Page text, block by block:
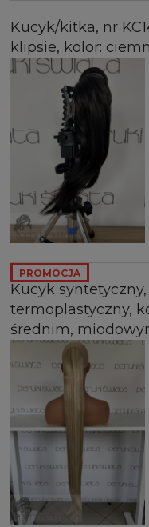
Kucyk/kitka, nr
klipsie, kolor:
Kucyk
termoplastyczny,
średnim,
PROMOCJA